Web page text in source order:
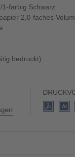
1-farbig Schwarz
2,0-faches
bedruckt)